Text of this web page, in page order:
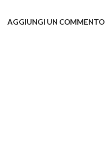
AGGIUNGI UN COMMENTO